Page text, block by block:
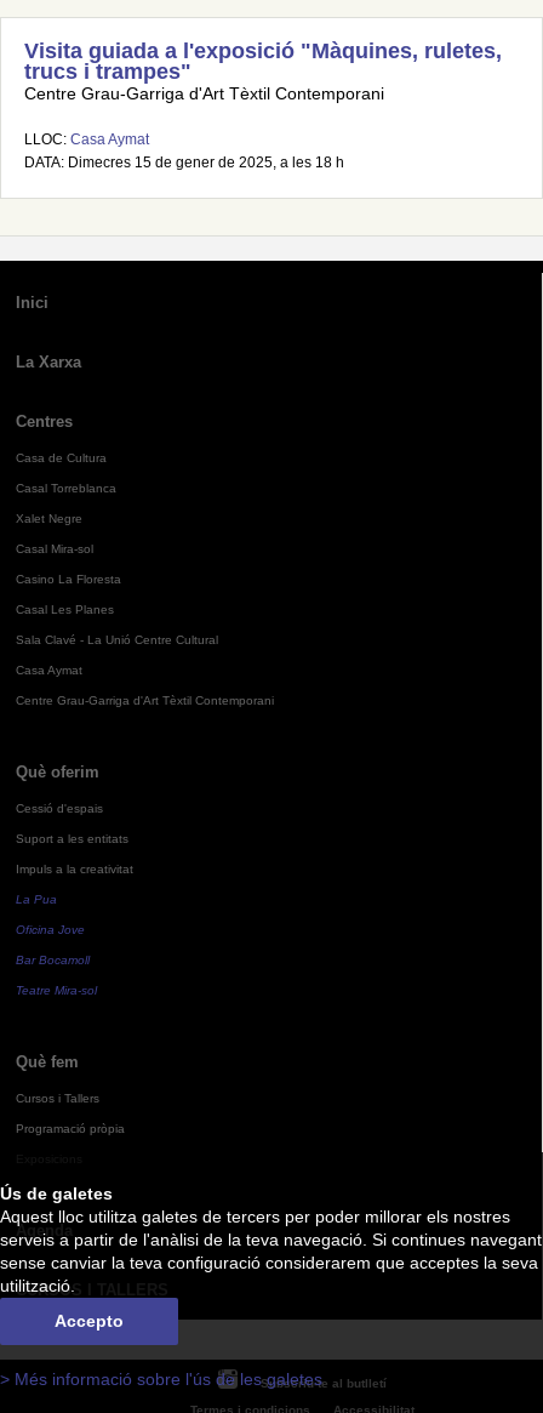
Ús de galetes
Aquest lloc utilitza galetes de tercers per poder millorar els nostres
serveis a partir de l'anàlisi de la teva navegació. Si continues navegant
sense canviar la teva configuració considerarem que acceptes la seva
utilització.
Accepto
> Més informació sobre l'ús de les galetes
Visita guiada a l'exposició "Màquines, ruletes,
trucs i trampes"
Centre Grau-Garriga d'Art Tèxtil Contemporani
LLOC: Casa Aymat
DATA: Dimecres 15 de gener de 2025, a les 18 h
Inici
La Xarxa
Centres
Casa de Cultura
Casal Torreblanca
Xalet Negre
Casal Mira-sol
Casino La Floresta
Casal Les Planes
Sala Clavé - La Unió Centre Cultural
Casa Aymat
Centre Grau-Garriga d'Art Tèxtil Contemporani
Què oferim
Cessió d'espais
Suport a les entitats
Impuls a la creativitat
La Pua
Oficina Jove
Bar Bocamoll
Teatre Mira-sol
Què fem
Cursos i Tallers
Programació pròpia
Agenda
CURSOS I TALLERS
Subscriu-te al butlletí
Termes i condicions
Accessibilitat